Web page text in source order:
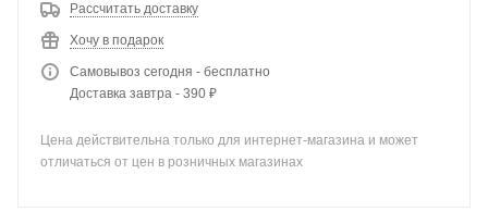
Рассчитать доставку
Хочу в подарок
Самовывоз сегодня - бесплатно
Доставка завтра - 390 ₽
Цена действительна только для интернет-магазина и может
отличаться от цен в розничных магазинах